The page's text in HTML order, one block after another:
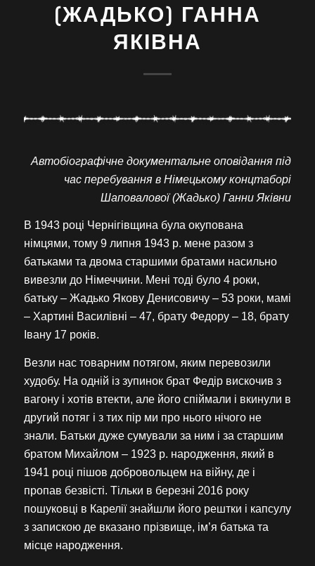
(ЖАДЬКО) ГАННА
ЯКІВНА
Автобіографічне документальне оповідання під
час перебування в Німецькому концтаборі
Шаповалової (Жадько) Ганни Яківни
В 1943 році Чернігівщина була окупована
німцями, тому 9 липня 1943 р. мене разом з
батьками та двома старшими братами насильно
вивезли до Німеччини. Мені тоді було 4 роки,
батьку – Жадько Якову Денисовичу – 53 роки, мамі
– Хартині Василівні – 47, брату Федору – 18, брату
Івану 17 років.
Везли нас товарним потягом, яким перевозили
худобу. На одній із зупинок брат Федір вискочив з
вагону і хотів втекти, але його спіймали і вкинули в
другий потяг і з тих пір ми про нього нічого не
знали. Батьки дуже сумували за ним і за старшим
братом Михайлом – 1923 р. народження, який в
1941 році пішов добровольцем на війну, де і
пропав безвісті. Тільки в березні 2016 року
пошуковці в Карелії знайшли його рештки і капсулу
з запискою де вказано прізвище, ім’я батька та
місце народження.